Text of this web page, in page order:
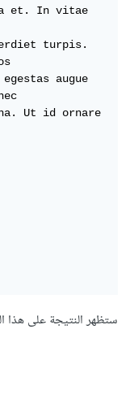
ستظهر النتيجة على هذا